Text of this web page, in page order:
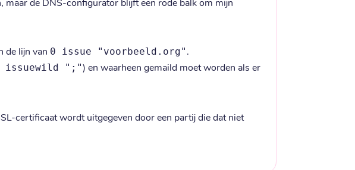
de lijn van 0 issue "voorbeeld.org" .
issuewild ";") en waarheen gemaild moet worden als er
certificaat wordt uitgegeven door een partij die dat niet